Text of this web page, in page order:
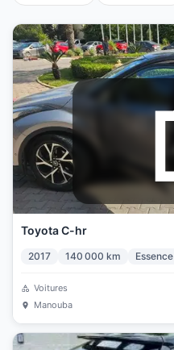
Toyota C-hr
2017 140 000 km Essence
Voitures
Manouba